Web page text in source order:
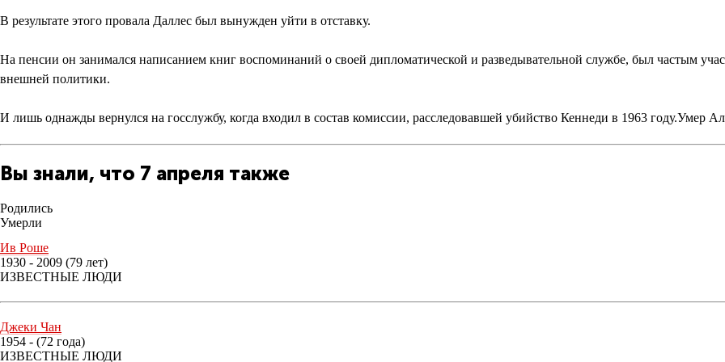
В результате этого провала Даллес был вынужден уйти в отставку.
На пенсии он занимался написанием книг воспоминаний о своей дипломатической и разведывательной службе, был частым
внешней политики.
И лишь однажды вернулся на госслужбу, когда входил в состав комиссии, расследовавшей убийство Кеннеди в 1963 году.Умер
Вы знали, что 7 апреля также
Родились
Умерли
Ив Роше
1930 - 2009 (79 лет)
ИЗВЕСТНЫЕ ЛЮДИ
Джеки Чан
1954 - (72 года)
ИЗВЕСТНЫЕ ЛЮДИ